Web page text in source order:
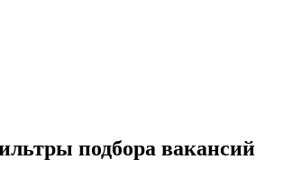
подбора вакансий